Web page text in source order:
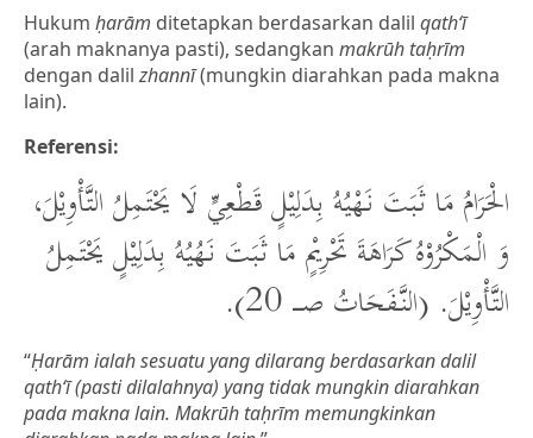
Hukum ḥarām ditetapkan berdasarkan dalil qath‘ī
(arah maknanya pasti), sedangkan makrūh taḥrīm
dengan dalilzhannī(mungkin diarahkan pada makna
lain).
Referensi:
الْحَرَامُ مَا ثَبَتَ نَهْيُهُ بِدَلِيْلٍ قَطْعِيٍّ لَا يَحْتَمِلُ التَّأْوِيْلَ،
وَ الْمَكْرُوْهُ كَرَاهَةَ تَحْرِيْمٍ مَا ثَبَتَ نَهُيُهُ بِدَلِيْلٍ يَحْتَمِلُ
التَّأْوِيْلَ. (النَّفَحَاتُ صــــ 20).
“Ḥarām ialah sesuatu yang dilarang berdasarkan dalil
qath‘ī (pasti dilalahnya) yang tidak mungkin diarahkan
pada makna lain. Makrūh taḥrīm memungkinkan